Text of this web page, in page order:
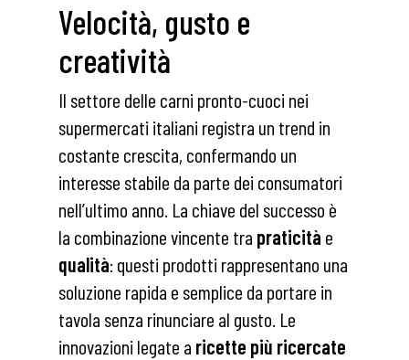
Velocità, gusto e
creatività
Il settore delle carni pronto-cuoci nei
supermercati italiani registra un trend in
costante crescita, confermando un
interesse stabile da parte dei consumatori
nell’ultimo anno. La chiave del successo è
la combinazione vincente tra praticità e
qualità: questi prodotti rappresentano una
soluzione rapida e semplice da portare in
tavola senza rinunciare al gusto. Le
innovazioni legate a ricette più ricercate